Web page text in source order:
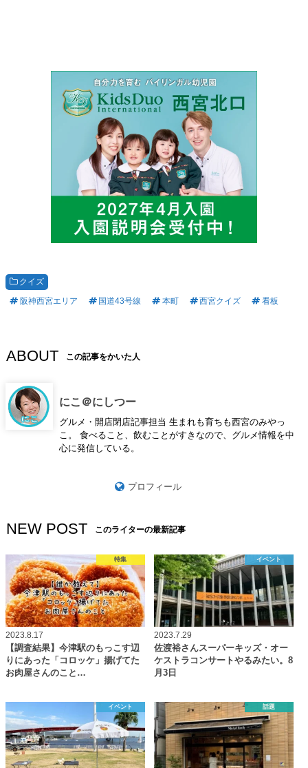
クイズ
阪神西宮エリア
国道43号線 本町 西宮クイズ 看板
ABOUT この記事をかいた人
にこ＠にしつー
グルメ・開店閉店記事担当 生まれも育ちも西宮のみやっ
こ。 食べること、飲むことがすきなので、グルメ情報を中
心に発信している。
プロフィール
NEW POST このライターの最新記事
特集
2023.8.17
【調査結果】今津駅のもっこす辺
りにあった「コロッケ」揚げてた
お肉屋さんのこと…
イベント
2023.7.29
佐渡裕さんスーパーキッズ・オー
ケストラコンサートやるみたい。8
月3日
イベント 話題